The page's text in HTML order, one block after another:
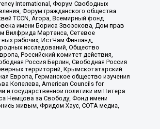
International, Форум Свободных
Форум гражданского общества
TCCN, Агора, Всемирный фонд
имени Бориса Звозскова, Дом прав
Вилфрида Мартенса, Сетевое
рабочих, ИстЧам Финланд,
исследований, Общество
Российский комитет действия,
Россия Берлин, Свободная Россия
территорий, Крымскотатарский
Европа, Германское общество изучения
Копелева, American Councils for
и государственной политики им Питера
Немцова за Свободу, Фонд имени
живым, Фридом Хаус, СОТА медиа,